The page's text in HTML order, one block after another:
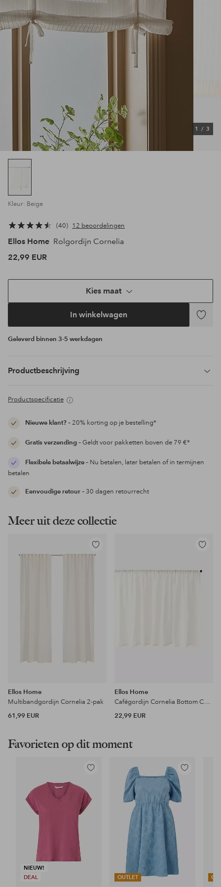
1 / 3
Kleur: Beige
40 12 beoordelingen
Ellos Home Rolgordijn Cornelia
22,99 EUR
Kies maat
In winkelwagen
Geleverd binnen 3-5 werkdagen
Productbeschrijving
Productspecificatie
Nieuwe klant?– 20% korting op je bestelling*
Gratis verzending– Geldt voor pakketten boven de 79 €*
Flexibele betaalwijze– Nu betalen, later betalen of in termijnen
betalen
Eenvoudige retour– 30 dagen retourrecht
Meer uit deze collectie
Toevoegen
aan
Ellos Home
Multibandgordijn Cornelia 2-pak
61,99 EUR
Ellos Home
Cafégordijn Cornelia Bottom Curtain
22,99 EUR
Favorieten op dit moment
NIEUW!
DEAL
Toevoegen
favorieten
OUTLET
Toevoegen
aan
favorieten